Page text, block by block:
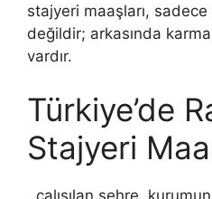
stajyeri maaşları,
değildir; arkasında
vardır.
Türkiye’de
Stajyeri